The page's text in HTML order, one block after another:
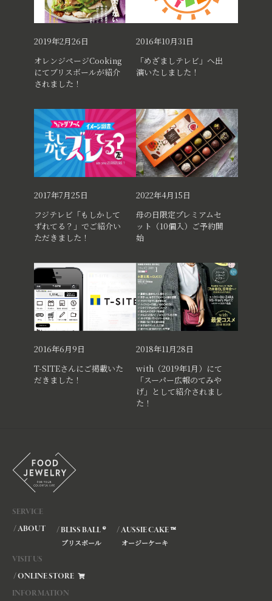
2019年2月26日
オレンジページCooking
にてブリスボールが紹介
されました！
2016年10月31日
「めざましテレビ」へ出
演いたしました！
2017年7月25日
フジテレビ「もしかして
ずれてる？」でご紹介い
ただきました！
2022年4月15日
母の日限定プレミアムセ
ット（10個入）ご予約開
始
2016年6月9日
T-SITEさんにご掲載いた
だきました！
2018年11月28日
with（2019年1月）にて
「スーパー広報のてみや
げ」として紹介されまし
た！
SERVICE
/ ABOUT
/ BLISS BALL®
ブリスボール
/ AUSSIE CAKE™
オージーケーキ
VISIT US
/ ONLINE STORE
INFORMATION